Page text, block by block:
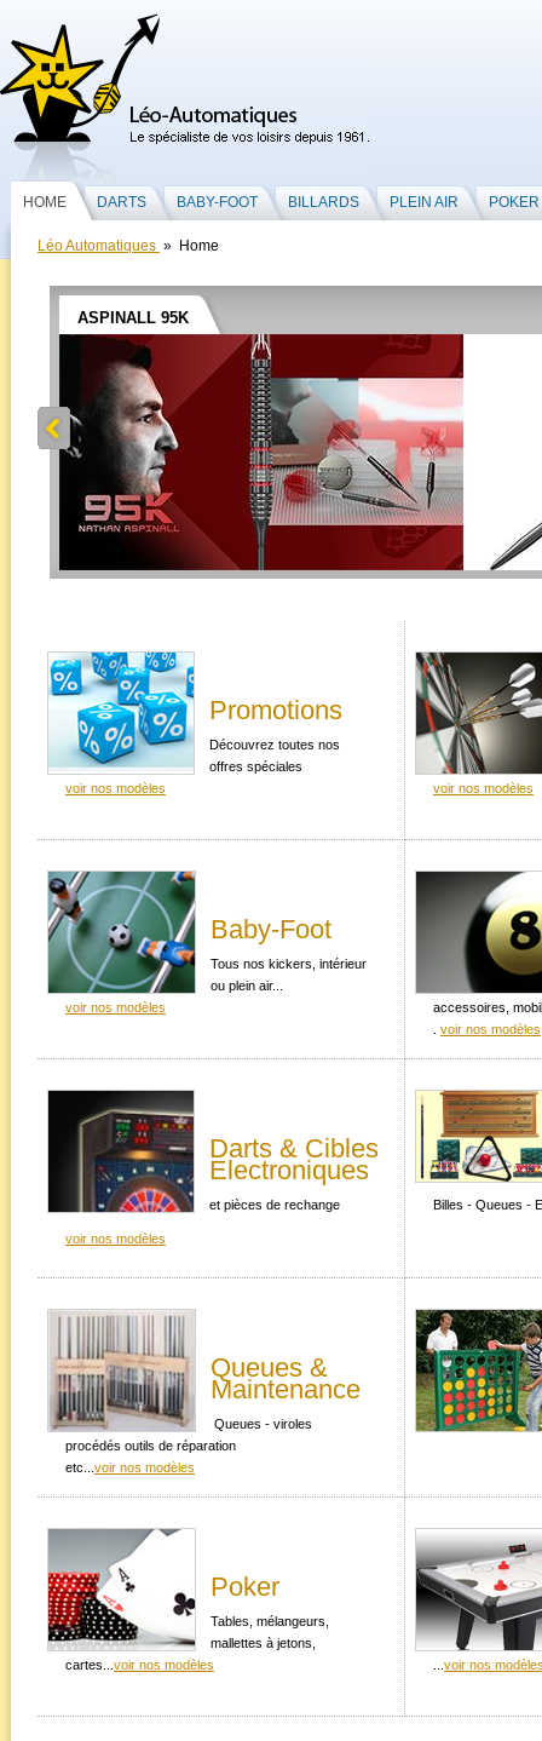
HOME DARTS BABY-FOOT BILLARDS PLEIN AIR POKER
Léo Automatiques » Home
ASPINALL 95K
Promotions
Découvrez toutes nos
offres spéciales
voir nos modèles
voir nos modèles
Baby-Foot
Tous nos kickers, intérieur
ou plein air...
voir nos modèles
accessoires,
voir nos modèles
Darts & Cibles
Electroniques
et pièces de rechange
voir nos modèles
Billes - Queues -
Queues &
Maintenance
Queues - viroles
procédés outils de réparation
etc... voir nos modèles
Poker
Tables, mélangeurs,
mallettes à jetons,
cartes... voir nos modèles voir nos